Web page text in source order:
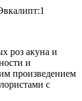
роз акуна и
и
произведением
с